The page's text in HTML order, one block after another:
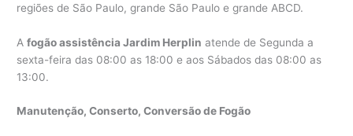
regiões de São Paulo, grande São Paulo e grande ABCD.
Afogão assistência Jardim Herplin atende de Segunda a
sexta-feira das 08:00 as 18:00 e aos Sábados das 08:00 as
13:00.
Manutenção, Conserto, Conversão de Fogão